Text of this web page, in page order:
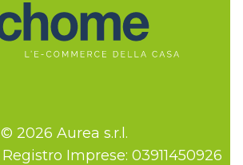
© 2026 Aurea s.r.l.
Imprese: 03911450926